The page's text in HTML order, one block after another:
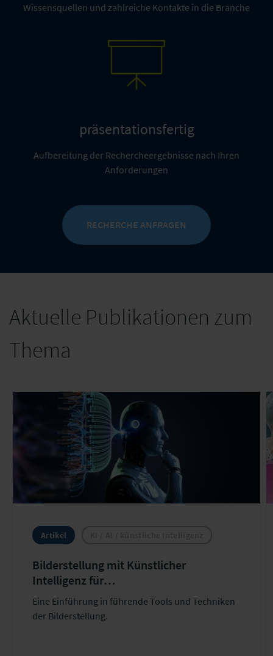
Wissensquellen und zahlreiche Kontakte in die Branche
präsentationsfertig
Aufbereitung der Rechercheergebnisse nach Ihren
Anforderungen
RECHERCHE ANFRAGEN
Aktuelle Publikationen zum
Thema
Artikel
Bilderstellung mit Künstlicher
Intelligenz für
Versicherungsunternehmen
Eine Einführung in führende Tools und Techniken
der Bilderstellung.